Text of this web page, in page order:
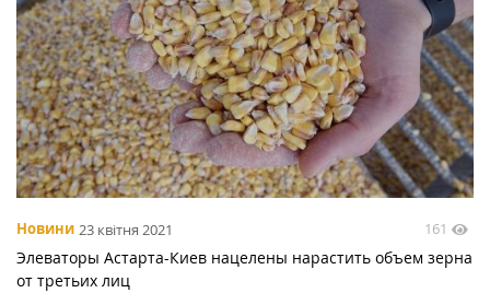
Новини 23 квітня 2021 161
Элеваторы Астарта-Киев нацелены нарастить объем зерна
от третьих лиц